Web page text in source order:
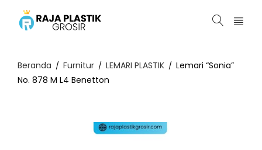
Beranda / Furnitur / LEMARI PLASTIK / Lemari “Sonia”
No. 878 M L4 Benetton